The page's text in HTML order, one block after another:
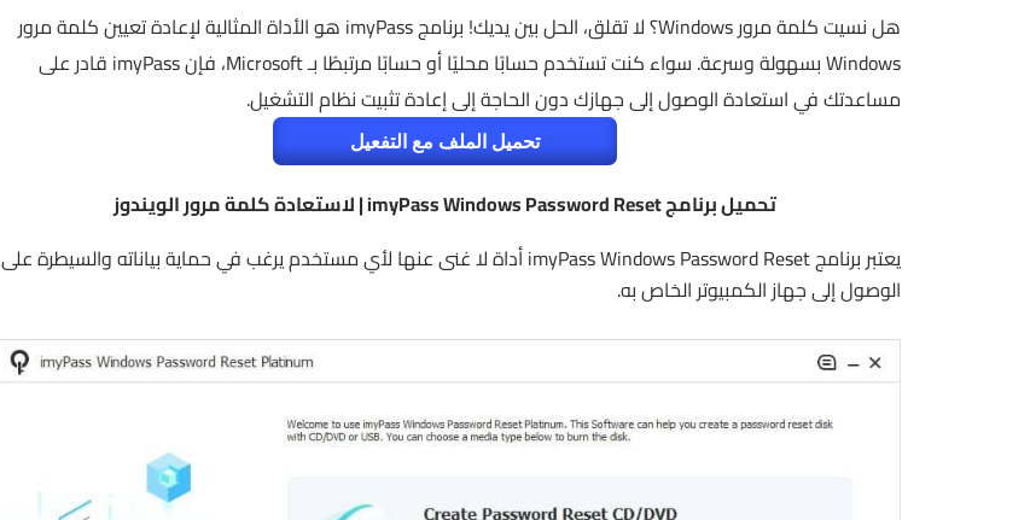
هل نسيت كلمة مرور Windows؟ لا تقلق، الحل بين يديك! برنامج imyPass هو الأداة المثالية لإعادة تعيين كلمة مرور
Windows بسهولة وسرعة. سواء كنت تستخدم حسابًا محليًا أو حسابًا مرتبطًا بـ Microsoft، فإن imyPass قادر على
مساعدتك في استعادة الوصول إلى جهازك دون الحاجة إلى إعادة تثبيت نظام التشغيل.
تحميل الملف مع التفعيل
تحميل برنامج imyPass Windows Password Reset | لاستعادة كلمة مرور الويندوز
يعتبر برنامج imyPass Windows Password Reset أداة لا غنى عنها لأي مستخدم يرغب في حماية بياناته والسيطرة على
الوصول إلى جهاز الكمبيوتر الخاص به.